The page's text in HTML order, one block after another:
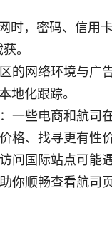
时，密码、信用
。
的网络环境与广
地化跟踪。
一些电商和航司
格、找寻更有性
问国际站点可能
你顺畅查看航司